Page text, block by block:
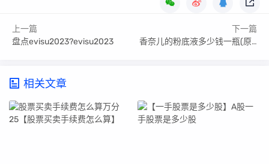
上一篇
盘点evisu2023?evisu2023
下一篇
香奈儿的粉底液多少钱一瓶(原单香奈儿粉底液)
相关文章